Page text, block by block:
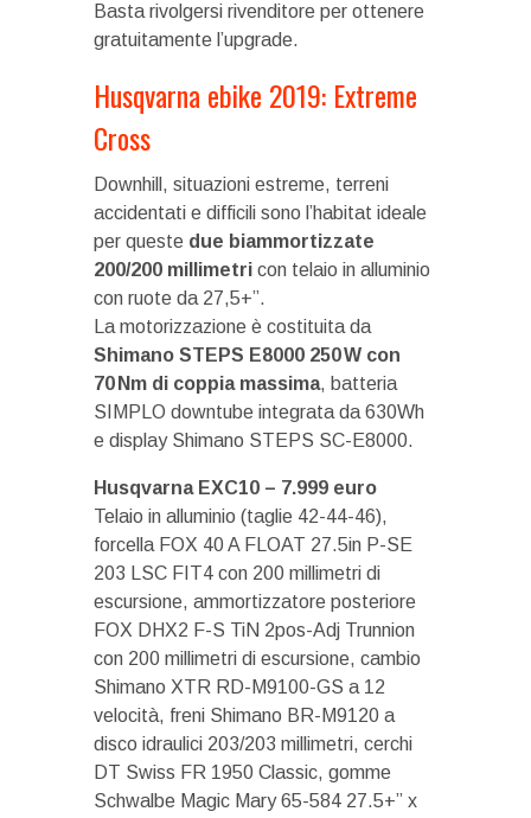
Basta rivolgersi rivenditore per ottenere
gratuitamente l’upgrade.
Husqvarna ebike 2019: Extreme
Cross
Downhill, situazioni estreme, terreni
accidentati e difficili sono l’habitat ideale
per queste due biammortizzate
200/200 millimetri con telaio in alluminio
con ruote da 27,5+”.
La motorizzazione è costituita da
Shimano STEPS E8000 250 W con
70 Nm di coppia massima, batteria
SIMPLO downtube integrata da 630Wh
e display Shimano STEPS SC-E8000.
Husqvarna EXC10 – 7.999 euro
Telaio in alluminio (taglie 42-44-46),
forcella FOX 40 A FLOAT 27.5in P-SE
203 LSC FIT4 con 200 millimetri di
escursione, ammortizzatore posteriore
FOX DHX2 F-S TiN 2pos-Adj Trunnion
con 200 millimetri di escursione, cambio
Shimano XTR RD-M9100-GS a 12
velocità, freni Shimano BR-M9120 a
disco idraulici 203/203 millimetri, cerchi
DT Swiss FR 1950 Classic, gomme
Schwalbe Magic Mary 65-584 27.5+” x